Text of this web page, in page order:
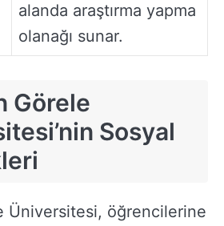
alanda araştırma yapma
olanağı sunar.
Görele
Sosyal
Üniversitesi, öğrencilerine